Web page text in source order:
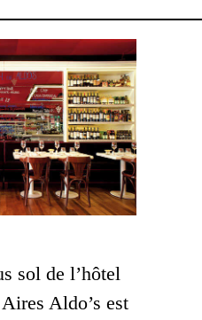
sol de l’hôtel
Aldo’s est